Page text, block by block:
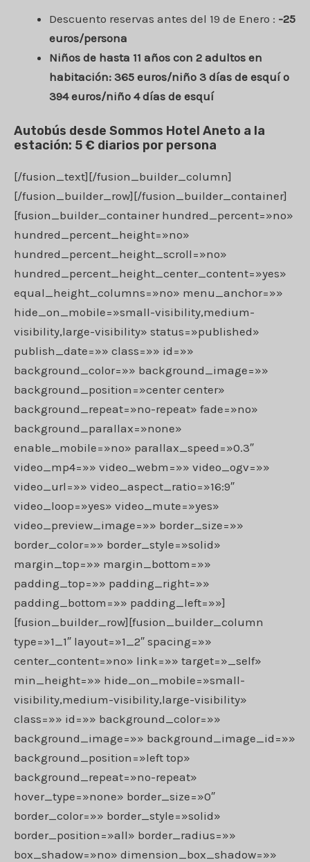
Descuento reservas antes del 19 de Enero : -25
euros/persona
Niños de hasta 11 años con 2 adultos en
habitación: 365 euros/niño 3 días de esquí o
394 euros/niño 4 días de esquí
Autobús desde Sommos Hotel Aneto a la
estación: 5 € diarios por persona
[/fusion_text][/fusion_builder_column]
[/fusion_builder_row][/fusion_builder_container]
[fusion_builder_container hundred_percent=»no»
hundred_percent_height=»no»
hundred_percent_height_scroll=»no»
hundred_percent_height_center_content=»yes»
equal_height_columns=»no» menu_anchor=»»
hide_on_mobile=»small-visibility,medium-
visibility,large-visibility» status=»published»
publish_date=»» class=»» id=»»
background_color=»» background_image=»»
background_position=»center center»
background_repeat=»no-repeat» fade=»no»
background_parallax=»none»
enable_mobile=»no» parallax_speed=»0.3″
video_mp4=»» video_webm=»» video_ogv=»»
video_url=»» video_aspect_ratio=»16:9″
video_loop=»yes» video_mute=»yes»
video_preview_image=»» border_size=»»
border_color=»» border_style=»solid»
margin_top=»» margin_bottom=»»
padding_top=»» padding_right=»»
padding_bottom=»» padding_left=»»]
[fusion_builder_row][fusion_builder_column
type=»1_1″ layout=»1_2″ spacing=»»
center_content=»no» link=»» target=»_self»
min_height=»» hide_on_mobile=»small-
visibility,medium-visibility,large-visibility»
class=»» id=»» background_color=»»
background_image=»» background_image_id=»»
background_position=»left top»
background_repeat=»no-repeat»
hover_type=»none» border_size=»0″
border_color=»» border_style=»solid»
border_position=»all» border_radius=»»
box_shadow=»no» dimension_box_shadow=»»